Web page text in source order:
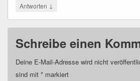
Antworten ↓
Schreibe einen
Deine E-Mail-Adresse wird nicht
sind mit * markiert